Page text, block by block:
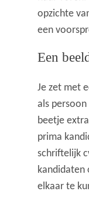
opzichte
een
Een
Je zet met
als
beetje
prima
schriftelijk
kandidaten
elkaar te